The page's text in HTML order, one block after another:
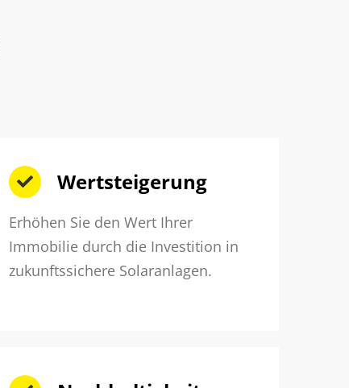
Wertsteigerung
Erhöhen Sie den Wert Ihrer
Immobilie durch die Investition in
zukunftssichere Solaranlagen.